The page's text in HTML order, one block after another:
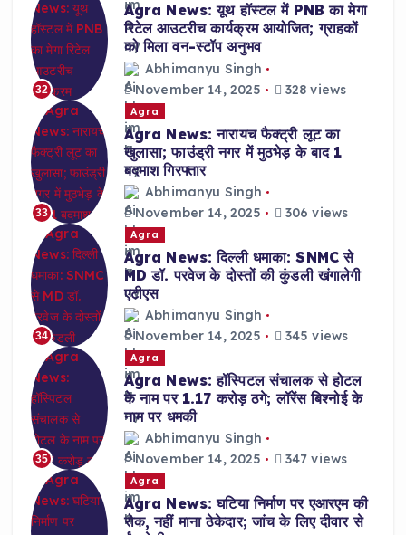
32
Agra News: यूथ हॉस्टल में PNB का मेगा
रिटेल आउटरीच कार्यक्रम आयोजित; ग्राहकों
को मिला वन-स्टॉप अनुभव
Abhimanyu Singh
November 14, 2025
328 views
33
Agra
Agra News: नारायच फैक्ट्री लूट का
खुलासा; फाउंड्री नगर में मुठभेड़ के बाद 1
बदमाश गिरफ्तार
Abhimanyu Singh
November 14, 2025
306 views
34
Agra
Agra News: दिल्ली धमाका: SNMC से
MD डॉ. परवेज के दोस्तों की कुंडली खंगालेगी
एटीएस
Abhimanyu Singh
November 14, 2025
345 views
35
Agra
Agra News: हॉस्पिटल संचालक से होटल
के नाम पर 1.17 करोड़ ठगे; लॉरेंस बिश्नोई के
नाम पर धमकी
Abhimanyu Singh
November 14, 2025
347 views
Agra
Agra News: घटिया निर्माण पर एआरएम की
रोक, नहीं माना ठेकेदार; जांच के लिए दीवार से